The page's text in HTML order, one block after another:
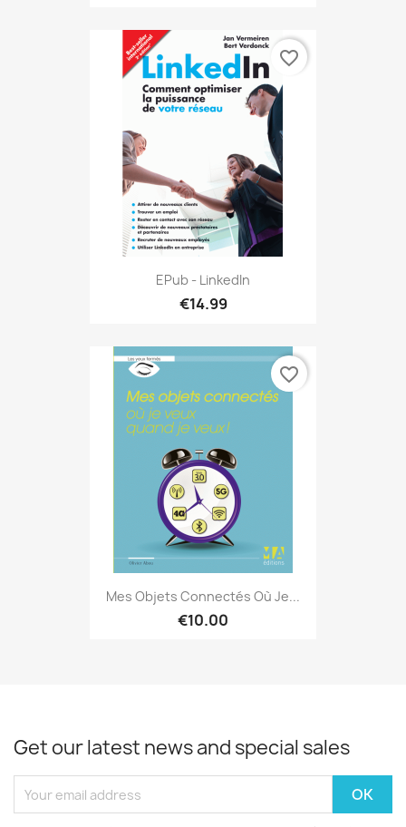
EPub - LinkedIn
€14.99
favorite_border
Mes Objets Connectés Où Je...
€10.00
favorite_border
Get our latest news and special sales